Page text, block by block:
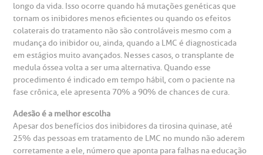
Saiba mais
Endereço:
R. Colômbia, 332
CEP: 01438-000 | Jardim Paulista
de cuidado
e perdidos
longo da vida. Isso ocorre quando há mutações genéticas que
tornam os inibidores menos eficientes ou quando os efeitos
colaterais do tratamento não são controláveis mesmo com a
mudança do inibidor ou, ainda, quando a LMC é diagnosticada
em estágios muito avançados. Nesses casos, o transplante de
medula óssea volta a ser uma alternativa. Quando esse
procedimento é indicado em tempo hábil, com o paciente na
fase crônica, ele apresenta 70% a 90% de chances de cura.
Adesão é a melhor escolha
Apesar dos benefícios dos inibidores da tirosina quinase, até
25% das pessoas em tratamento de LMC no mundo não aderem
corretamente a ele, número que aponta para falhas na educação